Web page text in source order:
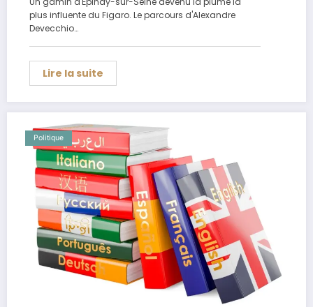
plus influente du Figaro. Le parcours d'Alexandre
Devecchio…
Lire la suite
Politique